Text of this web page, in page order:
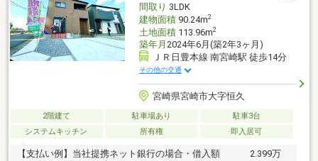
間取り 3LDK
建物面積90.24m2
土地面積113.96m2
築年月 2024年6月(築2年3ヶ月)
ＪＲ日豊本線 南宮崎駅 徒歩14分
その他の交通
宮崎県宮崎市大字恒久
2階建て 駐車場あり
駐車3台
システムキッチン
所有権 即入居可
【支払い例】当社提携ネット銀行の場合・借入額 2.399万